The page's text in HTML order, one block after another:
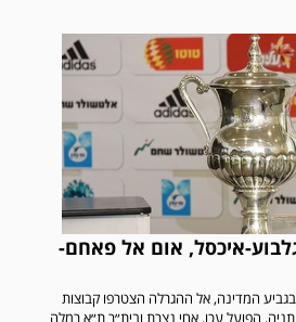
איכסל, אום אל פאחם-
המדינה, אל ההגרלה הצטרפו קבוצות
הפועל עכו, אחי נצרת ובית״ר ת״א רמלה